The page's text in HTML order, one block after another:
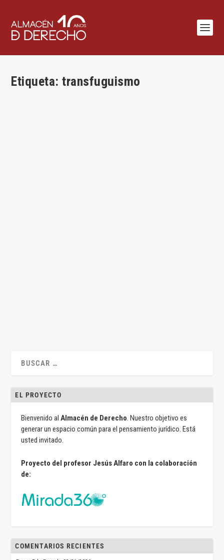
Etiqueta:transfuguismo
EL PROYECTO
Bienvenido alAlmacén de Derecho. Nuestro objetivo es
generar un espacio común para el pensamiento jurídico. Está
usted invitado.
Proyecto del profesor Jesús Alfaro con la colaboración
de:
COMENTARIOS RECIENTES